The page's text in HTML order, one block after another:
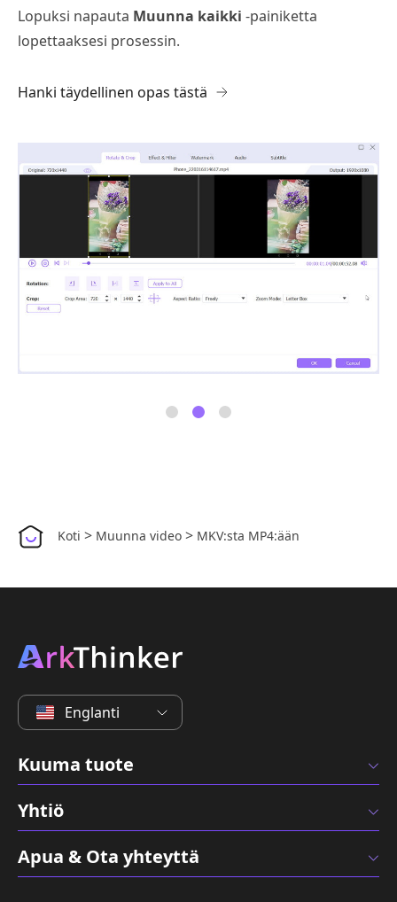
Lopuksi napauta Muunna kaikki -painiketta
lopettaaksesi prosessin.
Hanki täydellinen opas tästä
Koti > Muunna video > MKV:sta MP4:ään
Englanti
Kuuma tuote
Yhtiö
Apua & Ota yhteyttä